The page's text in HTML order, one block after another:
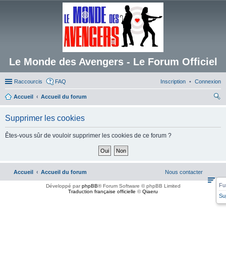
Le Monde des Avengers - Le Forum Officiel
Raccourcis FAQ Connexion
Inscription
Accueil
Accueil du forum
Supprimer les cookies
Êtes-vous sûr de vouloir supprimer les cookies de ce forum ?
Accueil Accueil du forum Nous contacter
Développé parphpBB® Forum Software © phpBB Limited
Traduction française officielle ©Qiaeru